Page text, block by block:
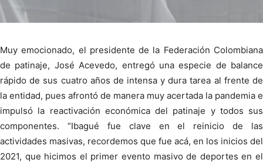
Muy emocionado, el presidente de la Federación Colombiana
de patinaje, José Acevedo, entregó una especie de balance
rápido de sus cuatro años de intensa y dura tarea al frente de
la entidad, pues afrontó de manera muy acertada la pandemia e
impulsó la reactivación económica del patinaje y todos sus
componentes. “Ibagué fue clave en el reinicio de las
actividades masivas, recordemos que fue acá, en los inicios del
2021, que hicimos el primer evento masivo de deportes en el